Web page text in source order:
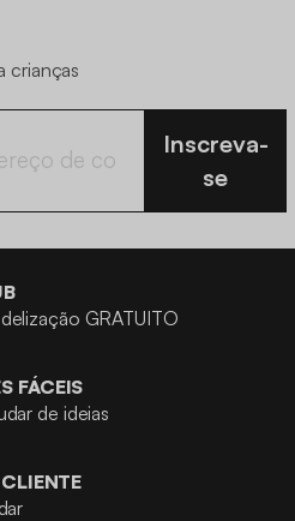
crianças
Inscreva-
se
GRATUITO
FÁCEIS
de ideias